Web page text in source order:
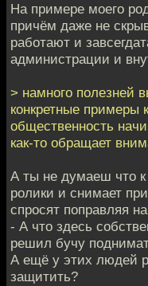
На примере моего
причём даже не
работают и
администрации и
> намного полезней
конкретные примеры
общественность
как-то обращает
А ты не думаеш что к
ролики и снимает
спросят поправляя
- А что здесь
решил бучу
А ещё у этих людей
защитить?